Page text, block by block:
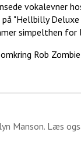
vokalevner
"Hellbilly
simpelthen
Rob
Manson. Læs